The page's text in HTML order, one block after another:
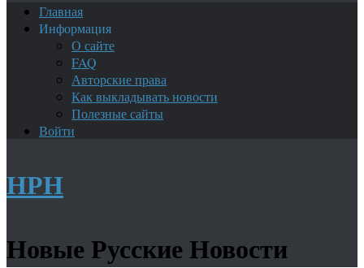
Главная
Информация
О сайте
FAQ
Авторские права
Как выкладывать новости
Полезные сайты
Войти
НРН
Новые Русские Новости